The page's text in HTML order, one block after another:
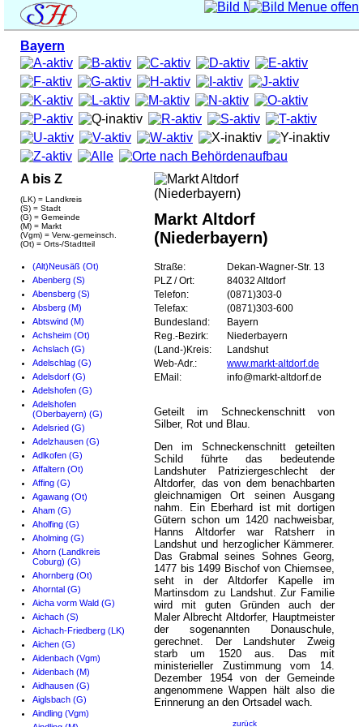
Bayern
A bis Z
(LK) = Landkreis
(S) = Stadt
(G) = Gemeinde
(M) = Markt
(Vgm) = Verw.-gemeinsch.
(Ot) = Orts-/Stadtteil
(Alt)Neusäß (Ot)
Abenberg (S)
Abensberg (S)
Absberg (M)
Abtswind (M)
Achsheim (Ot)
Achslach (G)
Adelschlag (G)
Adelsdorf (G)
Adelshofen (G)
Adelshofen
(Oberbayern) (G)
Adelsried (G)
Adelzhausen (G)
Adlkofen (G)
Affaltern (Ot)
Affing (G)
Agawang (Ot)
Aham (G)
Aholfing (G)
Aholming (G)
Ahorn (Landkreis
Coburg) (G)
Ahornberg (Ot)
Ahorntal (G)
Aicha vorm Wald (G)
Aichach (S)
Aichach-Friedberg (LK)
Aichen (G)
Aidenbach (Vgm)
Aidenbach (M)
Aidhausen (G)
Aiglsbach (G)
Aindling (Vgm)
Markt Altdorf
(Niederbayern)
Straße:
Dekan-Wagner-Str. 13
PLZ / Ort:
84032 Altdorf
Telefon:
(0871)303-0
Telefax:
(0871)303-600
Bundesland:
Bayern
Reg.-Bezirk:
Niederbayern
(Land-)Kreis:
Landshut
Web-Adr.:
www.markt-altdorf.de
EMail:
info@markt-altdorf.de
Geteilt im Schneckenschnitt von
Silber, Rot und Blau.
Den im Schneckenschnitt geteilten
Schild führte das bedeutende
Landshuter Patriziergeschlecht der
Altdorfer, das von dem benachbarten
gleichnamigen Ort seinen Ausgang
nahm. Ein Eberhard ist mit dortigen
Gütern schon um 1420 nachweisbar,
Hanns Altdorfer war Ratsherr in
Landshut und herzoglicher Kämmerer.
Das Grabmal seines Sohnes Georg,
1477 bis 1499 Bischof von Chiemsee,
seht in der Altdorfer Kapelle im
Martinsdom zu Landshut. Zur Familie
wird mit guten Gründen auch der
Maler Albrecht Altdorfer, Hauptmeister
der sogenannten Donauschule,
gerechnet. Der Landshuter Zweig
starb um 1520 aus. Das mit
ministerieller Zustimmung vom 14.
Dezember 1954 von der Gemeinde
angenommene Wappen hält also die
Erinnerung an den Ortsadel wach.
zurück